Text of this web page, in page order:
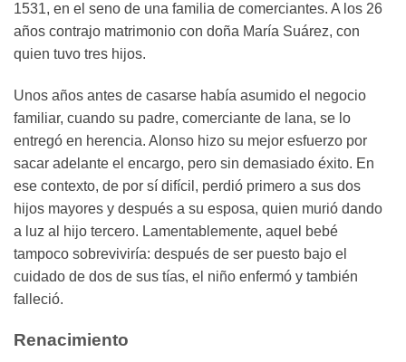
1531, en el seno de una familia de comerciantes. A los 26
años contrajo matrimonio con doña María Suárez, con
quien tuvo tres hijos.
Unos años antes de casarse había asumido el negocio
familiar, cuando su padre, comerciante de lana, se lo
entregó en herencia. Alonso hizo su mejor esfuerzo por
sacar adelante el encargo, pero sin demasiado éxito. En
ese contexto, de por sí difícil, perdió primero a sus dos
hijos mayores y después a su esposa, quien murió dando
a luz al hijo tercero. Lamentablemente, aquel bebé
tampoco sobreviviría: después de ser puesto bajo el
cuidado de dos de sus tías, el niño enfermó y también
falleció.
Renacimiento